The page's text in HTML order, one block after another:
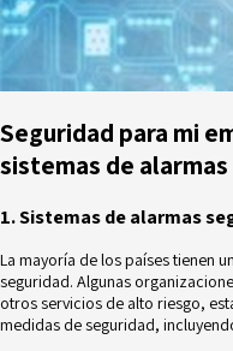
Seguridad para mi
sistemas de
1. Sistemas de alarmas
La mayoría de los países tienen
seguridad. Algunas
otros servicios de alto riesgo,
medidas de seguridad,